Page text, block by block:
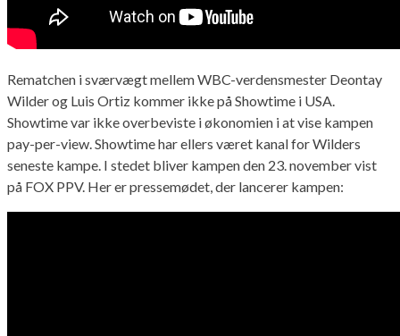
Rematchen i sværvægt mellem WBC-verdensmester Deontay
Wilder og Luis Ortiz kommer ikke på Showtime i USA.
Showtime var ikke overbeviste i økonomien i at vise kampen
pay-per-view. Showtime har ellers været kanal for Wilders
seneste kampe. I stedet bliver kampen den 23. november vist
på FOX PPV. Her er pressemødet, der lancerer kampen: